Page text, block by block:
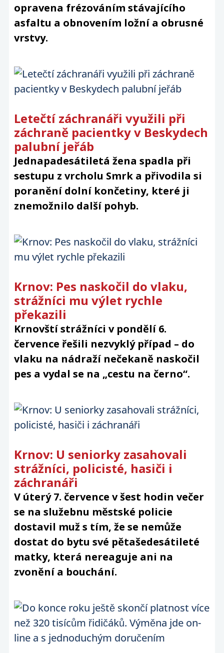
opravena frézováním stávajícího
asfaltu a obnovením ložní a obrusné
vrstvy.
Letečtí záchranáři využili při
záchraně pacientky v Beskydech
palubní jeřáb
Jednapadesátiletá žena spadla při
sestupu z vrcholu Smrk a přivodila si
poranění dolní končetiny, které ji
znemožnilo další pohyb.
Krnov: Pes naskočil do vlaku,
strážníci mu výlet rychle
překazili
Krnovští strážníci v pondělí 6.
července řešili nezvyklý případ – do
vlaku na nádraží nečekaně naskočil
pes a vydal se na „cestu na černo“.
Krnov: U seniorky zasahovali
strážníci, policisté, hasiči i
záchranáři
V úterý 7. července v šest hodin večer
se na služebnu městské policie
dostavil muž s tím, že se nemůže
dostat do bytu své pětašedesátileté
matky, která nereaguje ani na
zvonění a bouchání.